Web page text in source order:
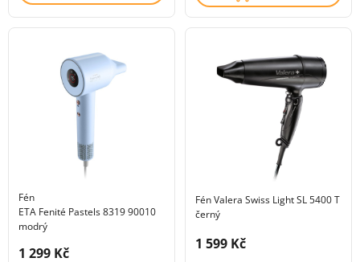
Fén
ETA Fenité Pastels 8319 90010
modrý
Cena s DPH:
1 299 Kč
Fén Valera Swiss Light SL 5400 T
černý
Cena s DPH:
1 599 Kč